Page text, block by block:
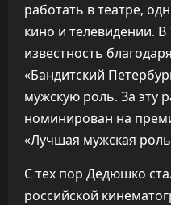
работать в театре,
кино и телевидении. В
известность
«Бандитский
мужскую роль. За эту
номинирован на
«Лучшая мужская
С тех пор Дедюшко
российской